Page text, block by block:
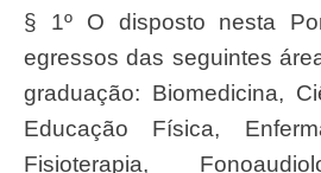
§ 1º O disposto nesta
egressos das seguintes
graduação: Biomedicina,
Educação Física,
Fisioterapia,